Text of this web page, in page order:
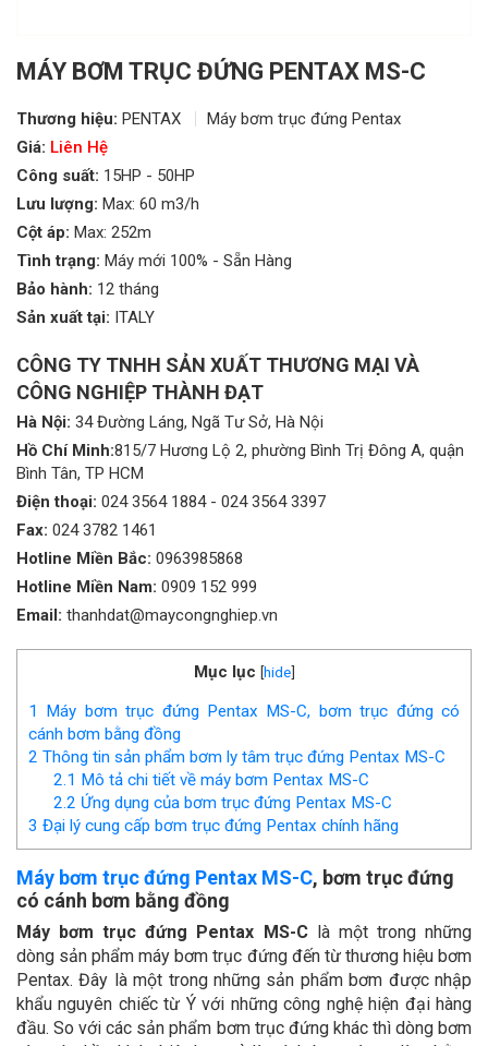
MÁY BƠM TRỤC ĐỨNG PENTAX MS-C
Thương hiệu: PENTAX
Máy bơm trục đứng Pentax
Giá: Liên Hệ
Công suất: 15HP - 50HP
Lưu lượng: Max: 60 m3/h
Cột áp: Max: 252m
Tình trạng: Máy mới 100% - Sẵn Hàng
Bảo hành: 12 tháng
Sản xuất tại: ITALY
CÔNG TY TNHH SẢN XUẤT THƯƠNG MẠI VÀ
CÔNG NGHIỆP THÀNH ĐẠT
Hà Nội: 34 Đường Láng, Ngã Tư Sở, Hà Nội
Hồ Chí Minh:815/7 Hương Lộ 2, phường Bình Trị Đông A, quận
Bình Tân, TP HCM
Điện thoại: 024 3564 1884- 024 3564 3397
Fax: 024 3782 1461
Hotline Miền Bắc: 0963985868
Hotline Miền Nam: 0909 152 999
Email: thanhdat@maycongnghiep.vn
Mục lục [hide]
1 Máy bơm trục đứng Pentax MS-C, bơm trục đứng có
cánh bơm bằng đồng
2 Thông tin sản phẩm bơm ly tâm trục đứng Pentax MS-C
2.1 Mô tả chi tiết về máy bơm Pentax MS-C
2.2 Ứng dụng của bơm trục đứng Pentax MS-C
3 Đại lý cung cấp bơm trục đứng Pentax chính hãng
Máy bơm trục đứng Pentax MS-C, bơm trục đứng
có cánh bơm bằng đồng
Máy bơm trục đứng Pentax MS-Clà một trong những
dòng sản phẩm máy bơm trục đứng đến từ thương hiệu bơm
Pentax. Đây là một trong những sản phẩm bơm được nhập
khẩu nguyên chiếc từ Ý với những công nghệ hiện đại hàng
đầu. So với các sản phẩm bơm trục đứng khác thì dòng bơm